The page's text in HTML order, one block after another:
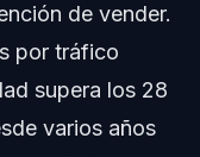
acusan de trata
de vender.
por tráfico
supera los 28
varios años